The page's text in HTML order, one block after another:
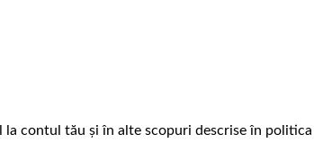
contul tău și în alte scopuri descrise în